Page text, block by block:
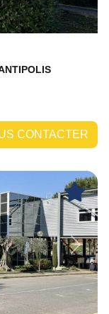
CONTACTER
Next